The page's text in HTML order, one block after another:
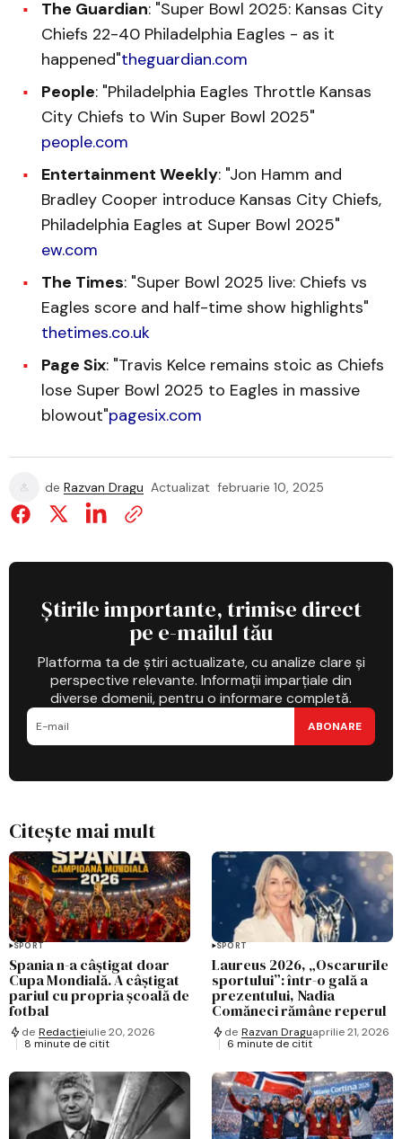
The Guardian: "Super Bowl 2025: Kansas City
Chiefs 22-40 Philadelphia Eagles - as it
happened"theguardian.com
People: "Philadelphia Eagles Throttle Kansas
City Chiefs to Win Super Bowl 2025"
people.com
Entertainment Weekly: "Jon Hamm and
Bradley Cooper introduce Kansas City Chiefs,
Philadelphia Eagles at Super Bowl 2025"
ew.com
The Times: "Super Bowl 2025 live: Chiefs vs
Eagles score and half-time show highlights"
thetimes.co.uk
Page Six: "Travis Kelce remains stoic as Chiefs
lose Super Bowl 2025 to Eagles in massive
blowout"pagesix.com
de Razvan Dragu Actualizat februarie 10, 2025
Știrile importante, trimise direct
pe e-mailul tău
Platforma ta de știri actualizate, cu analize clare și
perspective relevante. Informații imparțiale din
diverse domenii, pentru o informare completă.
ABONARE
Citește mai mult
SPORT
Spania n-a câștigat doar
Cupa Mondială. A câștigat
pariul cu propria școală de
fotbal
de Redacțieiulie 20, 2026
8 minute de citit
SPORT
Laureus 2026, „Oscarurile
sportului”: într-o gală a
prezentului, Nadia
Comăneci rămâne reperul
de Razvan Draguaprilie 21, 2026
6 minute de citit